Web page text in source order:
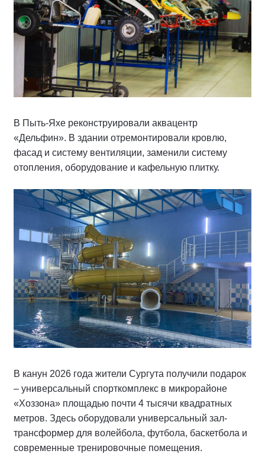
В Пыть-Яхе реконструировали аквацентр
«Дельфин». В здании отремонтировали кровлю,
фасад и систему вентиляции, заменили систему
отопления, оборудование и кафельную плитку.
В канун 2026 года жители Сургута получили подарок
– универсальный спорткомплекс в микрорайоне
«Хоззона» площадью почти 4 тысячи квадратных
метров. Здесь оборудовали универсальный зал-
трансформер для волейбола, футбола, баскетбола и
современные тренировочные помещения.